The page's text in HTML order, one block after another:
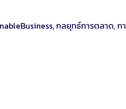
,กลยุทธ์การตลาด,ก